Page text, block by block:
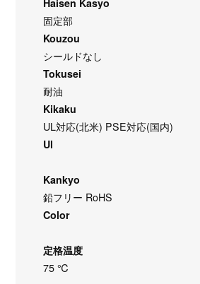
固定部
Kouzou
シールドなし
Tokusei
耐油
Kikaku
UL対応(北米) PSE対応(国内)
Ul
Kankyo
鉛フリー RoHS
Color
定格温度
75 ℃